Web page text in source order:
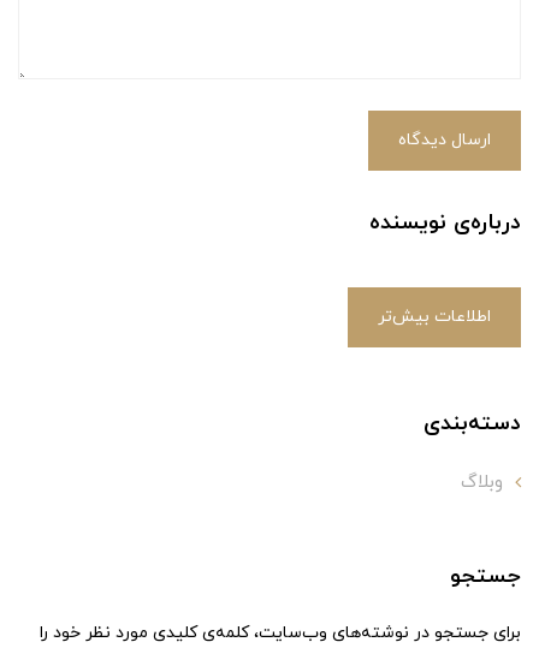
ارسال دیدگاه
درباره‌ی نویسنده
اطلاعات بیش‌تر
دسته‌بندی
وبلاگ
جستجو
برای جستجو در نوشته‌های وب‌سایت، کلمه‌ی کلیدی مورد نظر خود را